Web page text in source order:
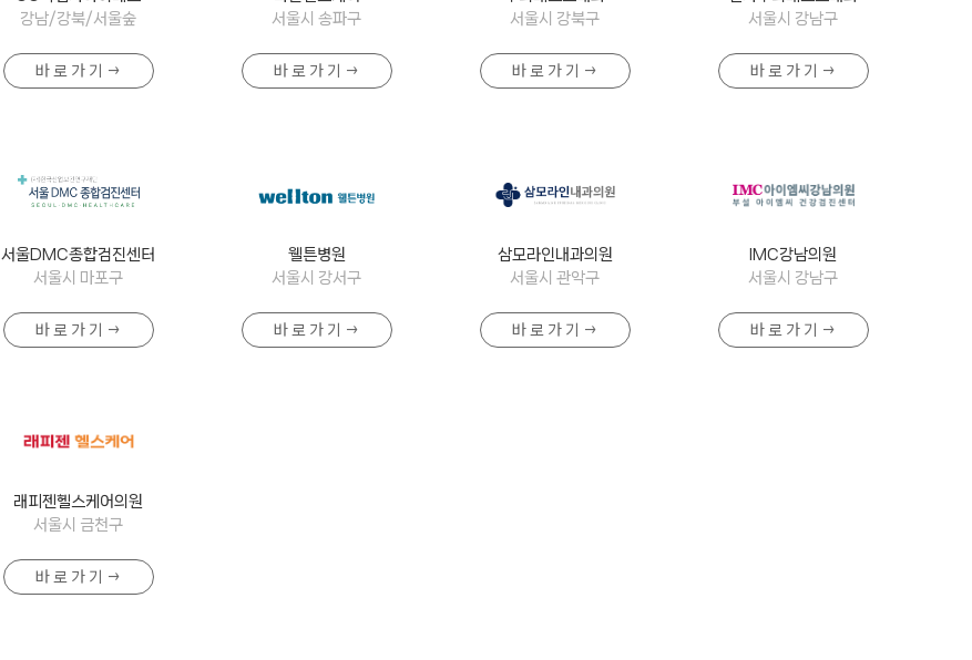
강남/강북/서울숲
바 로 가 기 →
서울시 송파구
바 로 가 기 →
서울시 강북구
바 로 가 기 →
서울시 강남구
바 로 가 기 →
서울DMC종합검진센터
서울시 마포구
바 로 가 기 →
웰튼병원
서울시 강서구
바 로 가 기 →
삼모라인내과의원
서울시 관악구
바 로 가 기 →
IMC강남의원
서울시 강남구
바 로 가 기 →
래피젠헬스케어의원
서울시 금천구
바 로 가 기 →